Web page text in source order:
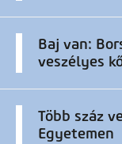
Baj van:
veszélyes
Több száz
Egyetemen